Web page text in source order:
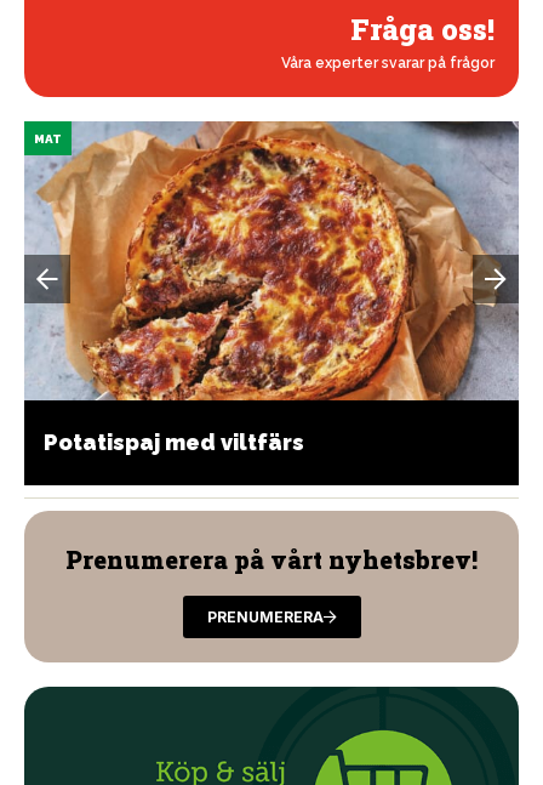
Fråga oss!
Våra experter svarar på frågor
MAT
Potatispaj med viltfärs
Prenumerera på vårt nyhetsbrev!
PRENUMERERA